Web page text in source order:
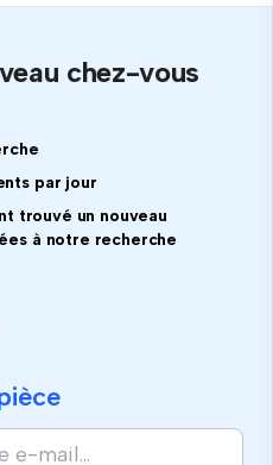
chez-vous
par jour
trouvé un nouveau
à notre recherche